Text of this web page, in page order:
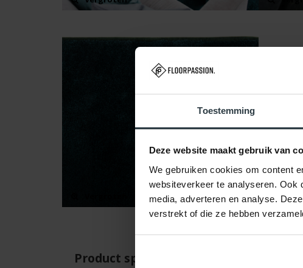
Toestemming
Deze website maakt gebruik van
We gebruiken cookies om content
websiteverkeer te analyseren. Ook
media, adverteren en analyse.
verstrekt of die ze hebben
Product specificaties